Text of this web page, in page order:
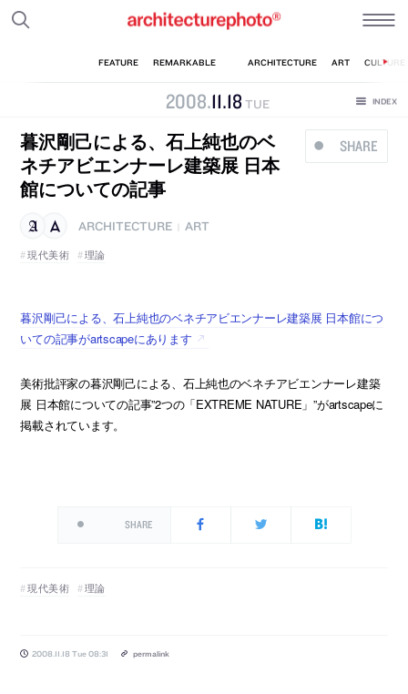
2008.11.18 TUE
SHARE
暮沢剛己による、石上純也のベ
ネチアビエンナーレ建築展 日本
館についての記事
ARCHITECTURE
ART
現代美術
理論
暮沢剛己による、石上純也のベネチアビエンナーレ建築展 日本館につ
いての記事がartscapeにあります
美術批評家の暮沢剛己による、石上純也のベネチアビエンナーレ建築
展 日本館についての記事”2つの「EXTREME NATURE」”がartscapeに
掲載されています。
SHARE
現代美術 理論
2008.11.18 Tue 08:31 permalink